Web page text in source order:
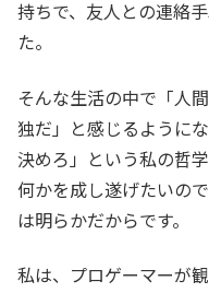
持ちで、友人との連絡
た。
そんな生活の中で「人
独だ」と感じるように
決めろ」という私の哲学
何かを成し遂げたいの
は明らかだからです。
私は、プロゲーマーが